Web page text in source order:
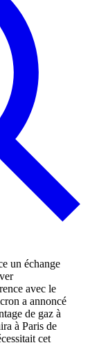
avec le
a annoncé
de gaz à
à Paris de
cet